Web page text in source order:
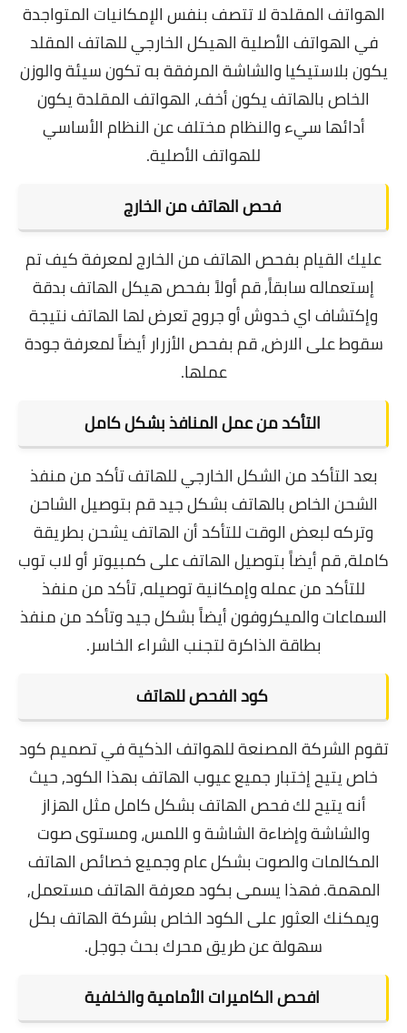
الهواتف المقلدة لا تتصف بنفس الإمكانيات المتواجدة
في الهواتف الأصلية الهيكل الخارجي للهاتف المقلد
يكون بلاستيكيا والشاشة المرفقة به تكون سيئة والوزن
الخاص بالهاتف يكون أخف، الهواتف المقلدة يكون
أدائها سيء والنظام مختلف عن النظام الأساسي
للهواتف الأصلية.
فحص الهاتف من الخارج
عليك القيام بفحص الهاتف من الخارج لمعرفة كيف تم
إستعماله سابقاً, قم أولاً بفحص هيكل الهاتف بدقة
وإكتشاف اي خدوش أو جروح تعرض لها الهاتف نتيجة
سقوط على الارض، قم بفحص الأزرار أيضاً لمعرفة جودة
عملها.
التأكد من عمل المنافذ بشكل كامل
بعد التأكد من الشكل الخارجي للهاتف تأكد من منفذ
الشحن الخاص بالهاتف بشكل جيد قم بتوصيل الشاحن
وتركه لبعض الوقت للتأكد أن الهاتف يشحن بطريقة
كاملة,قم أيضاً بتوصيل الهاتف على كمبيوتر أو لاب توب
للتأكد من عمله وإمكانية توصيله, تأكد من منفذ
السماعات والميكروفون أيضاً بشكل جيد وتأكد من منفذ
بطاقة الذاكرة لتجنب الشراء الخاسر.
كود الفحص للهاتف
تقوم الشركة المصنعة للهواتف الذكية في تصميم كود
خاص يتيح إختبار جميع عيوب الهاتف بهذا الكود, حيث
أنه يتيح لك فحص الهاتف بشكل كامل مثل الهزاز
والشاشة وإضاءة الشاشة و اللمس، ومستوى صوت
المكالمات والصوت بشكل عام وجميع خصائص الهاتف
المهمة.فهذا يسمى بكود معرفة الهاتف مستعمل,
ويمكنك العثور على الكود الخاص بشركة الهاتف بكل
سهولة عن طريق محرك بحث جوجل.
افحص الكاميرات الأمامية والخلفية